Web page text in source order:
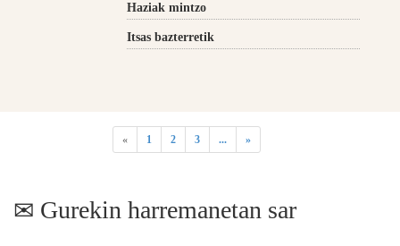
Haziak mintzo
Itsas bazterretik
« 1 2 3 ... »
Gurekin harremanetan sar